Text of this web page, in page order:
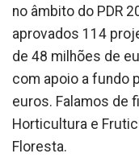
no âmbito do PDR
aprovados 114
de 48 milhões de
com apoio a fundo
euros. Falamos de
Horticultura e
Floresta.